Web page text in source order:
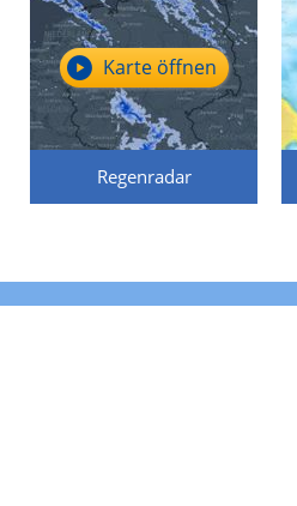
Regenradar
Karte öffnen